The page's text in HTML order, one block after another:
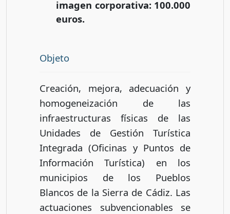
imagen corporativa: 100.000
euros.
Objeto
Creación, mejora, adecuación y
homogeneización de las
infraestructuras físicas de las
Unidades de Gestión Turística
Integrada (Oficinas y Puntos de
Información Turística) en los
municipios de los Pueblos
Blancos de la Sierra de Cádiz. Las
actuaciones subvencionables se